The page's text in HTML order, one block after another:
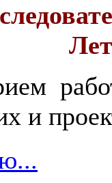
и